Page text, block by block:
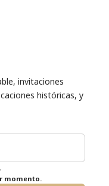
invitaciones
históricas, y
momento.